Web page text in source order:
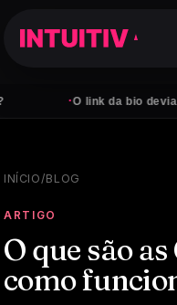
O link da bio devia
INÍCIO/BLOG
ARTIGO
O que são
como